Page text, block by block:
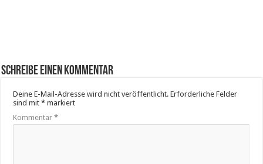
Schreibe einen Kommentar
Deine E-Mail-Adresse wird nicht veröffentlicht. Erforderliche Felder
sind mit* markiert
Kommentar*